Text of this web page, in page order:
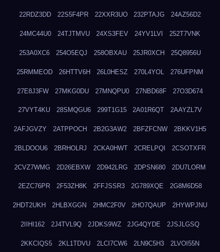
22RDZ3DD 22S5F4PR 22XXR3UO 232PTAJG 24AZ56D2
24MC44U0 24TJTMVU 24XS3FEV 24YV1LVI 252T7VNK
253A0XC6 254O5EQJ 258OBXAU 25JR0XCH 25Q8956U
25RMMEOD 26HTTV6H 26L0HESZ 270L4YOL 276UFPNM
27E8J3FW 27MKG0DU 27MNQPU0 27NBD68F 27O3D674
27VYT4KU 28SMQGU6 299T1G15 2A01R6QT 2AAYZL7V
2AFJGVZY 2ATPPOCH 2B2G3AW2 2BFZFCNW 2BKKV1H5
2BLDOOU6 2BRHOLRJ 2CKA0HWT 2CRELPQI 2CSOTXFR
2CVZ7WMG 2D26EBXW 2D942LRG 2DPSN680 2DU7LORM
2EZC76PR 2F53ZH8K 2FFJSSR3 2G789XQE 2G8M6D58
2HDT2UKH 2HLBXGGN 2HMC2F0V 2HO7QAUP 2HYWPJNU
2IIHI162 2J4TVL9Q 2JDKS9WZ 2JG4QYDE 2JSJLGSQ
2KKCIQS5 2KL1TDVU 2LCI7CW6 2LN9C5H3 2LVOI55N